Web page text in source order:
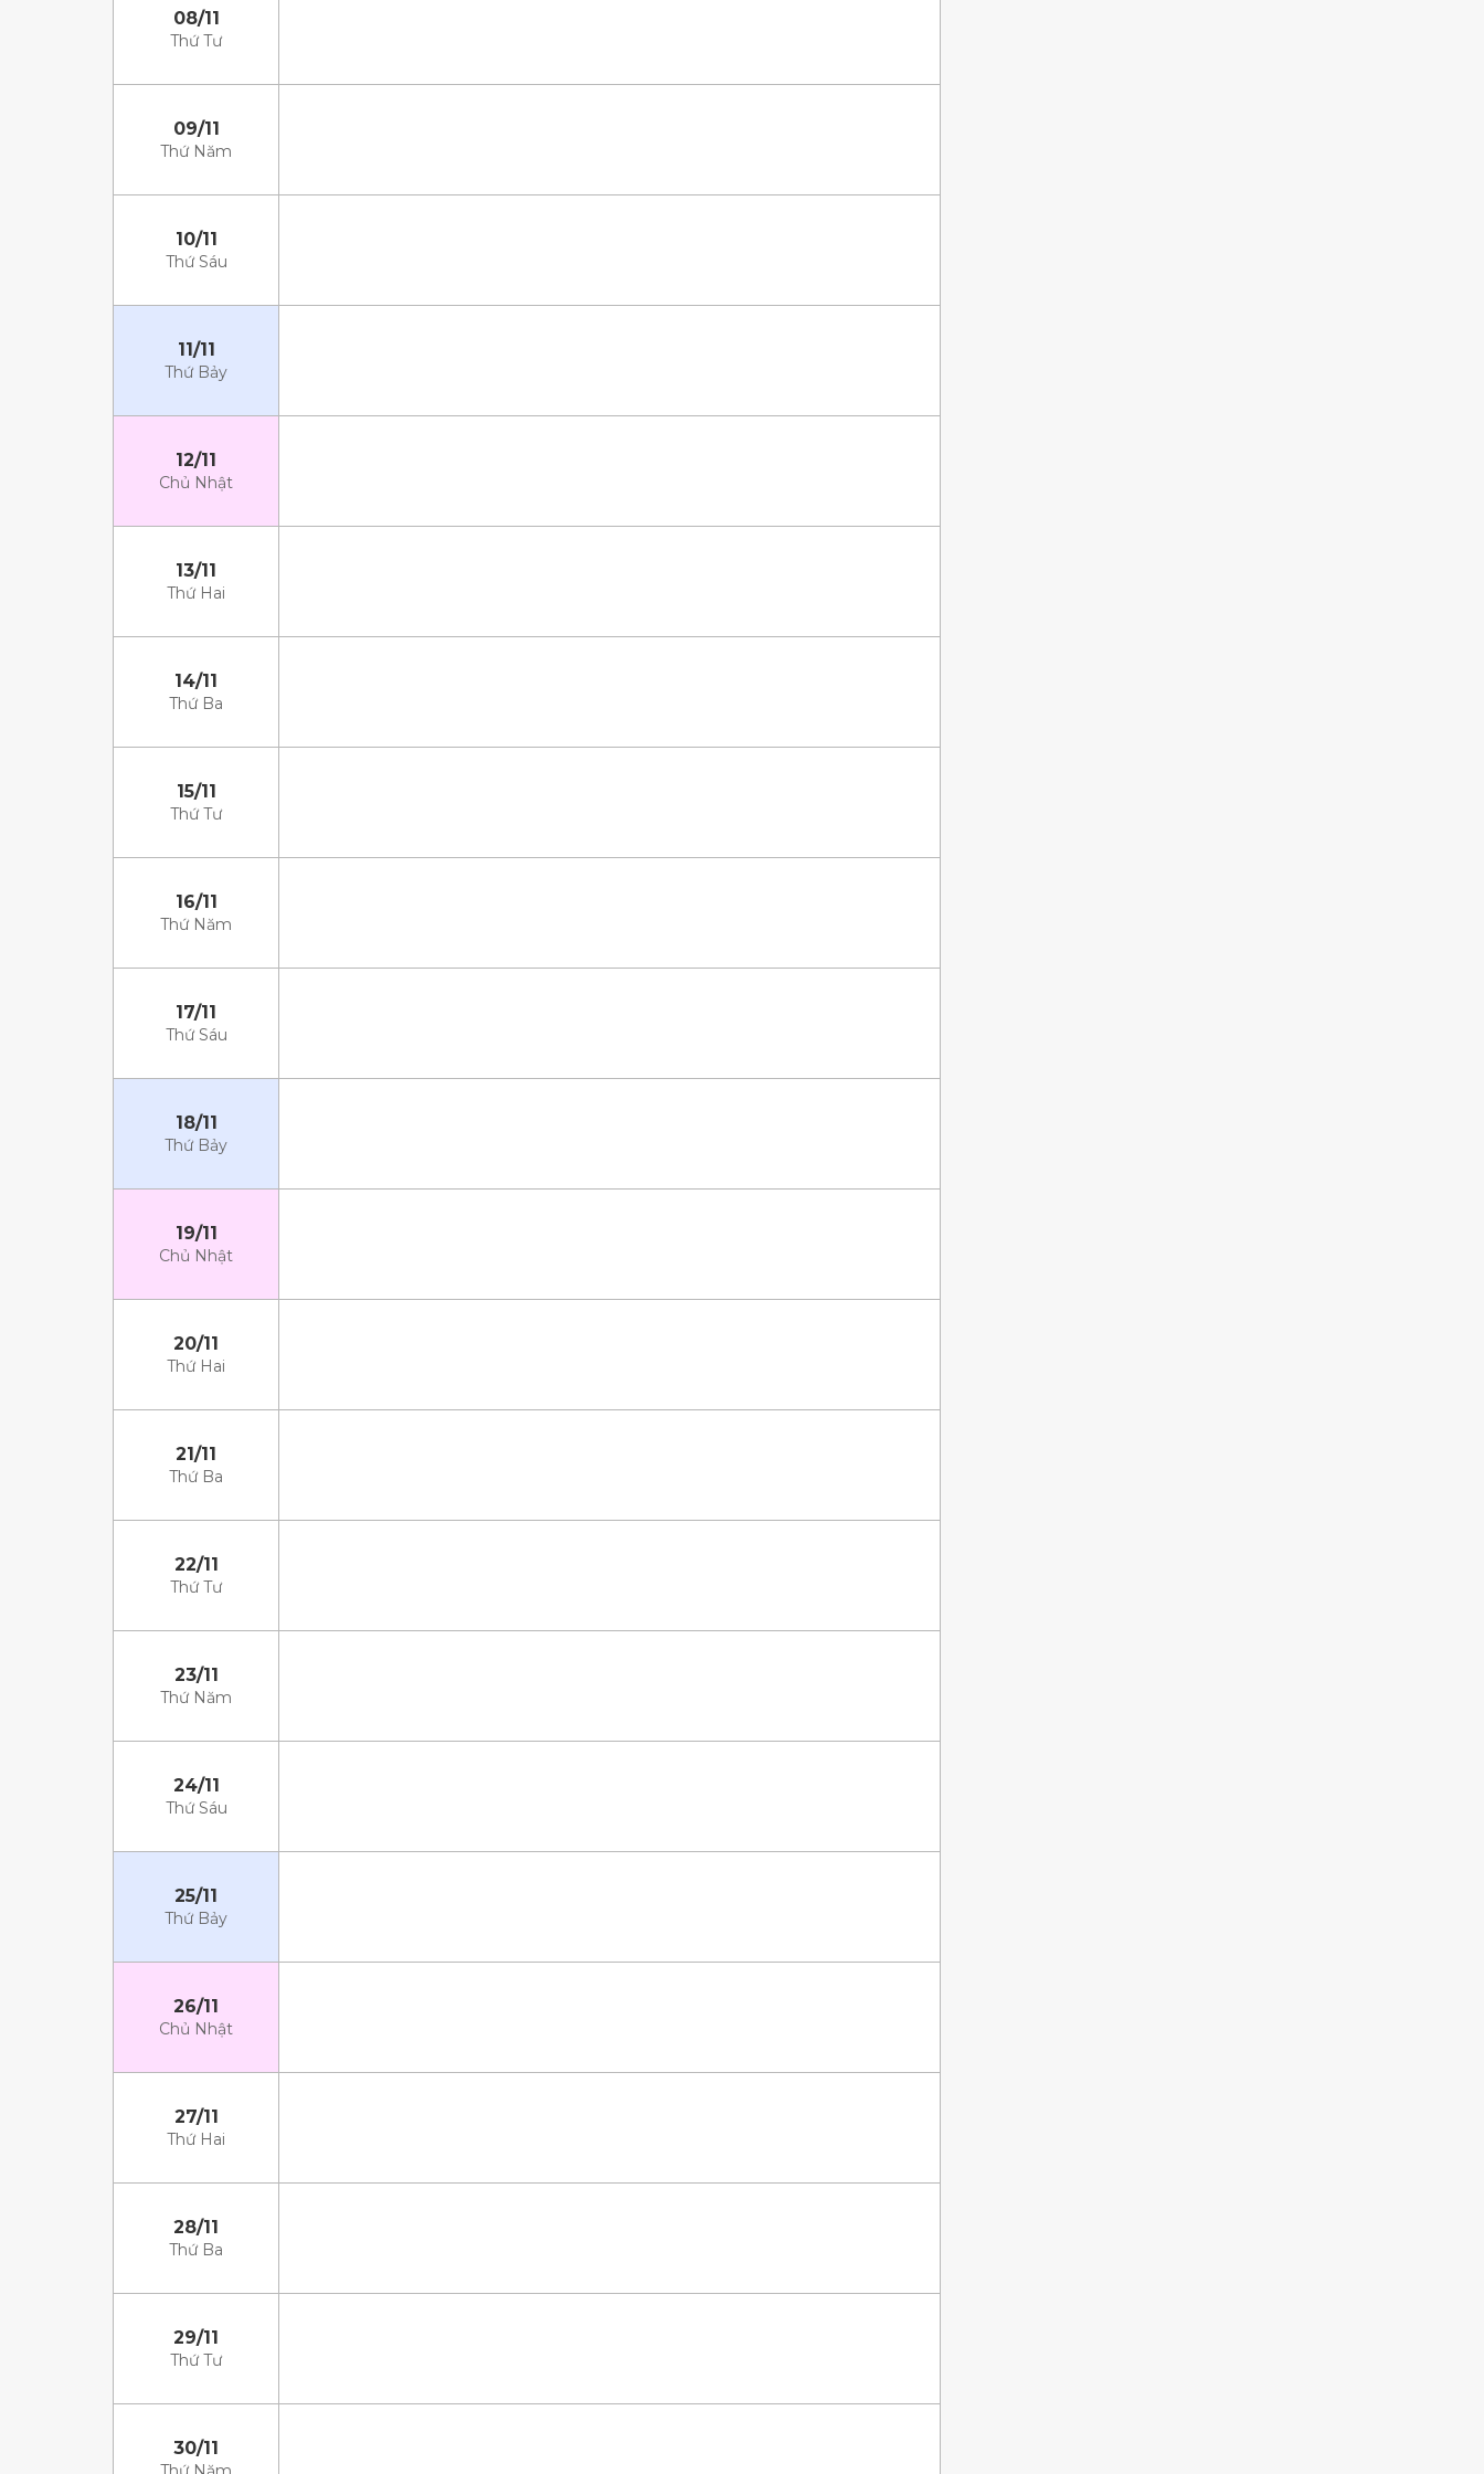
08/11
Thứ Tư
09/11
Thứ Năm
10/11
Thứ Sáu
11/11
Thứ Bảy
12/11
Chủ Nhật
13/11
Thứ Hai
14/11
Thứ Ba
15/11
Thứ Tư
16/11
Thứ Năm
17/11
Thứ Sáu
18/11
Thứ Bảy
19/11
Chủ Nhật
20/11
Thứ Hai
21/11
Thứ Ba
22/11
Thứ Tư
23/11
Thứ Năm
24/11
Thứ Sáu
25/11
Thứ Bảy
26/11
Chủ Nhật
27/11
Thứ Hai
28/11
Thứ Ba
29/11
Thứ Tư
30/11